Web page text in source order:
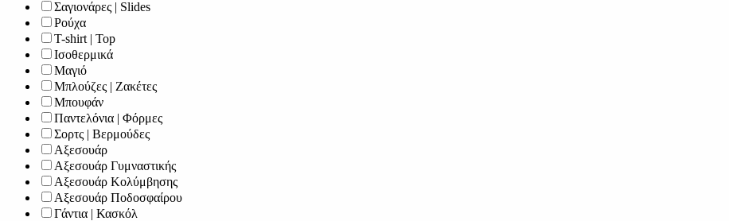
Σαγιονάρες | Slides
Ρούχα
T-shirt | Top
Ισοθερμικά
Μαγιό
Μπλούζες | Ζακέτες
Μπουφάν
Παντελόνια | Φόρμες
Σορτς | Βερμούδες
Αξεσουάρ
Αξεσουάρ Γυμναστικής
Αξεσουάρ Κολύμβησης
Αξεσουάρ Ποδοσφαίρου
Γάντια | Κασκόλ